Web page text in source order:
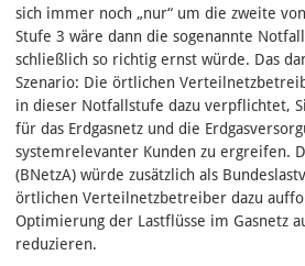
sich immer noch „nur“ um die zweite
Stufe 3 wäre dann die sogenannte
schließlich so richtig ernst würde. Das
Szenario: Die örtlichen
in dieser Notfallstufe dazu verpflichtet,
für das Erdgasnetz und die
systemrelevanter Kunden zu ergreifen.
(BNetzA) würde zusätzlich als
örtlichen Verteilnetzbetreiber dazu
Optimierung der Lastflüsse im Gasnetz
reduzieren.